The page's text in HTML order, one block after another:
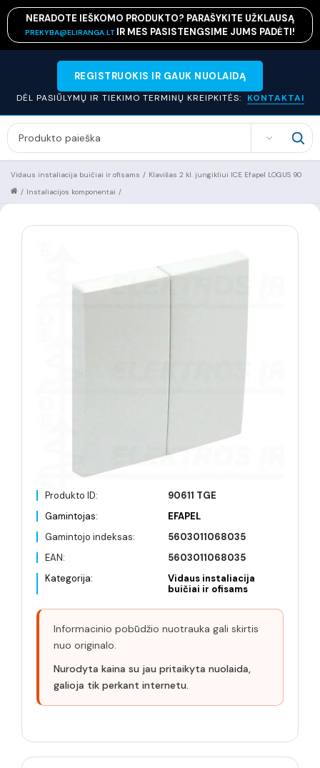
NERADOTE IEŠKOMO PRODUKTO? PARAŠYKITE UŽKLAUSĄ
PREKYBA@ELIRANGA.LT IR MES PASISTENGSIME JUMS PADĖTI!
REGISTRUOKIS IR GAUK NUOLAIDĄ
DĖL PASIŪLYMŲ IR TIEKIMO TERMINŲ KREIPKITĖS: KONTAKTAI
SEARCH
Klavišas 2 kl. jungikliui ICE Efapel LOGUS 90
/
Vidaus instaliacija buičiai ir ofisams
/
Instaliacijos komponentai
/
Produkto ID:
90611 TGE
Gamintojas:
EFAPEL
Gamintojo indeksas:
5603011068035
EAN:
5603011068035
Kategorija:
Vidaus instaliacija
buičiai ir ofisams
Informacinio pobūdžio nuotrauka gali skirtis
nuo originalo.
Nurodyta kaina su jau pritaikyta nuolaida,
galioja tik perkant internetu.